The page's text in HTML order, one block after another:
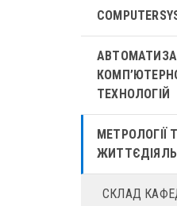
ТЕХНОЛОГІЙ
МЕТРОЛОГІЇ
СКЛАД